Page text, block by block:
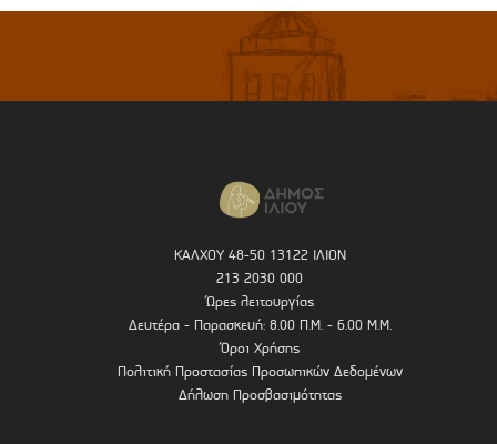
ΚΑΛΧΟΥ 48-50 13122 ΙΛΙΟΝ
213 2030 000
Ώρες λειτουργίας
Δευτέρα - Παρασκευή: 8.00 Π.Μ. - 6.00 Μ.Μ.
Όροι Χρήσης
Πολιτική Προστασίας Προσωπικών Δεδομένων
Δήλωση Προσβασιμότητας